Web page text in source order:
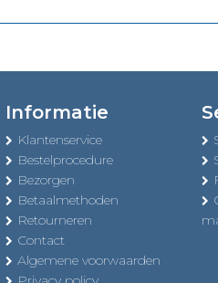
Informatie
Klantenservice
Bestelprocedure
Bezorgen
Betaalmethoden
Retourneren
Contact
Algemene voorwaarden